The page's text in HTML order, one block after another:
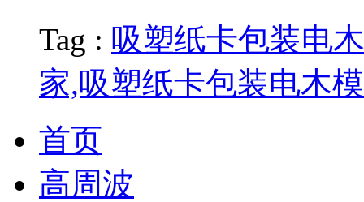
Tag : 吸塑纸卡包装电
家,吸塑纸卡包装电木
首页
高周波